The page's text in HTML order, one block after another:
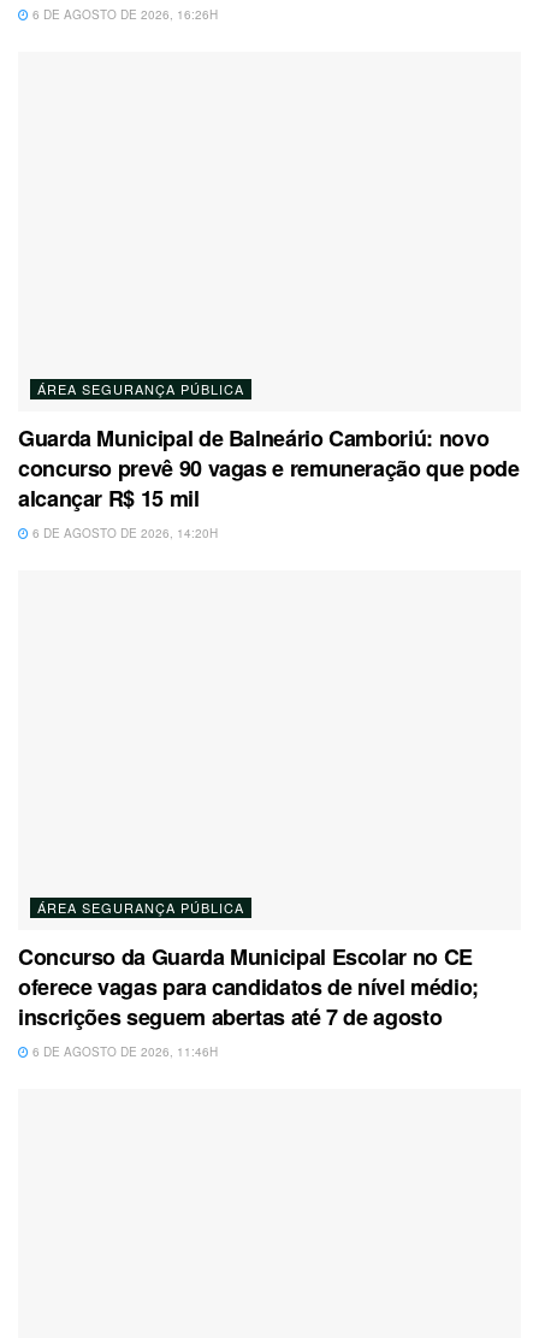
6 DE AGOSTO DE 2026, 16:26H
ÁREA SEGURANÇA PÚBLICA
Guarda Municipal de Balneário Camboriú: novo
concurso prevê 90 vagas e remuneração que pode
alcançar R$ 15 mil
6 DE AGOSTO DE 2026, 14:20H
ÁREA SEGURANÇA PÚBLICA
Concurso da Guarda Municipal Escolar no CE
oferece vagas para candidatos de nível médio;
inscrições seguem abertas até 7 de agosto
6 DE AGOSTO DE 2026, 11:46H